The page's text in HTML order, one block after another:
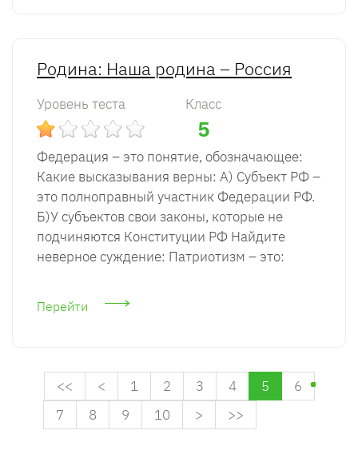
Родина: Наша родина – Россия
Уровень теста Класс
5
Федерация – это понятие, обозначающее:
Какие высказывания верны: А) Субъект РФ –
это полноправный участник Федерации РФ.
Б)У субъектов свои законы, которые не
подчиняются Конституции РФ Найдите
неверное суждение: Патриотизм – это:
Перейти
<< < 1 2 3 4 5
6
7
8 9 10 > >>